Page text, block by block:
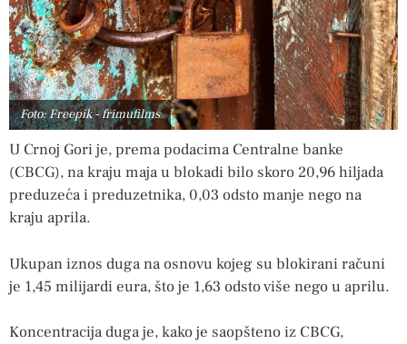
Foto: Freepik - frimufilms
U Crnoj Gori je, prema podacima Centralne banke
(CBCG), na kraju maja u blokadi bilo skoro 20,96 hiljada
preduzeća i preduzetnika, 0,03 odsto manje nego na
kraju aprila.
Ukupan iznos duga na osnovu kojeg su blokirani računi
je 1,45 milijardi eura, što je 1,63 odsto više nego u aprilu.
Koncentracija duga je, kako je saopšteno iz CBCG,